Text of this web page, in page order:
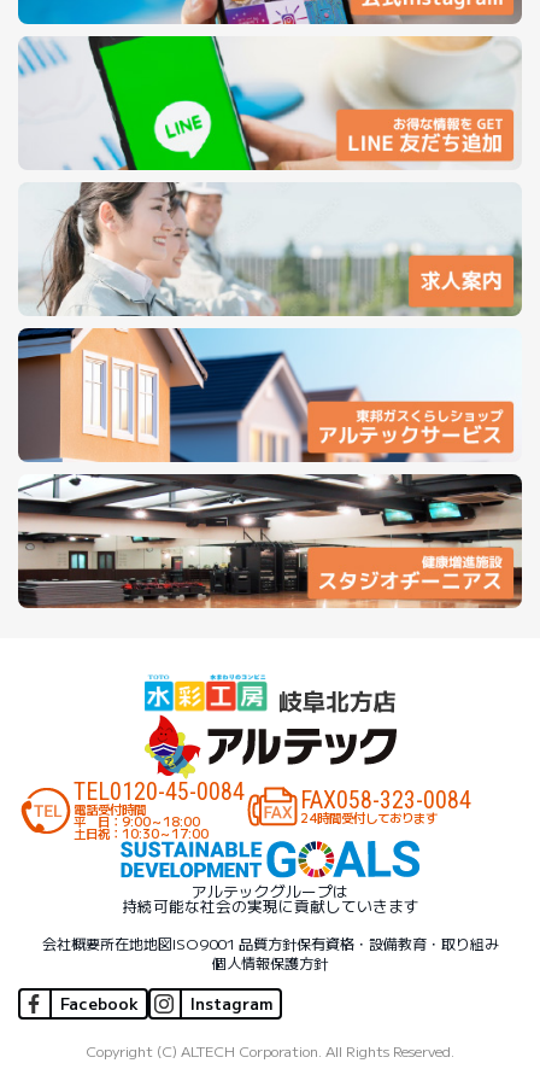
TEL0120-45-0084
電話受付時間
平 日：9:00～18:00
土日祝：10:30～17:00
FAX058-323-0084
24時間受付しております
アルテックグループは
持続可能な社会の実現に貢献していきます
会社概要所在地地図ISO9001 品質方針保有資格・設備教育・取り組み
個人情報保護方針
Facebook Instagram
Copyright (C) ALTECH Corporation. All Rights Reserved.